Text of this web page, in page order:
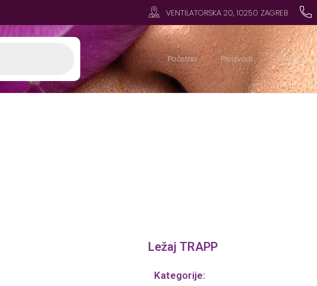
VENTILATORSKA 20, 10250 ZAGREB
Početna Proizvodi O nama
Ležaj TRAPP
Kategorije: